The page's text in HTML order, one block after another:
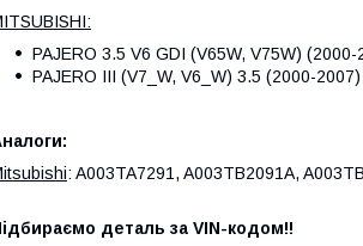
PAJERO 3.5 V6 GDI (V65W, V75W) (2000-
PAJERO III (V7_W, V6_W) 3.5 (2000-2007)
: A003TA7291, A003TB2091A,
деталь за VIN-кодом!!